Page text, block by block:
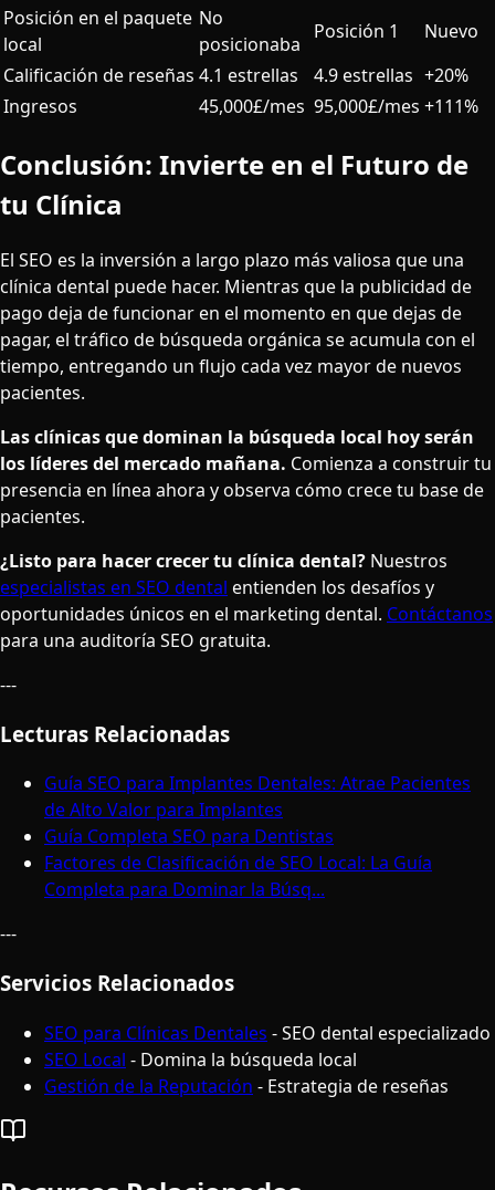
Posición en el paquete
local
No
posicionaba
Posición 1
Nuevo
Calificación de reseñas 4.1 estrellas 4.9 estrellas +20%
Ingresos
45,000£/mes 95,000£/mes +111%
Conclusión: Invierte en el Futuro de
tu Clínica
El SEO es la inversión a largo plazo más valiosa que una
clínica dental puede hacer. Mientras que la publicidad de
pago deja de funcionar en el momento en que dejas de
pagar, el tráfico de búsqueda orgánica se acumula con el
tiempo, entregando un flujo cada vez mayor de nuevos
pacientes.
Las clínicas que dominan la búsqueda local hoy serán
los líderes del mercado mañana. Comienza a construir tu
presencia en línea ahora y observa cómo crece tu base de
pacientes.
¿Listo para hacer crecer tu clínica dental? Nuestros
especialistas en SEO dental entienden los desafíos y
oportunidades únicos en el marketing dental. Contáctanos
para una auditoría SEO gratuita.
---
Lecturas Relacionadas
Guía SEO para Implantes Dentales: Atrae Pacientes
de Alto Valor para Implantes
Guía Completa SEO para Dentistas
Factores de Clasificación de SEO Local: La Guía
Completa para Dominar la Búsq...
---
Servicios Relacionados
SEO para Clínicas Dentales - SEO dental especializado
SEO Local - Domina la búsqueda local
Gestión de la Reputación - Estrategia de reseñas